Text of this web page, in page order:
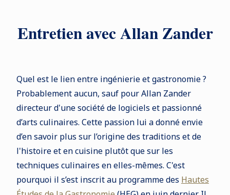
Entretien avec Allan Zander
Quel est le lien entre ingénierie et gastronomie ?
Probablement aucun, sauf pour Allan Zander
directeur d'une société de logiciels et passionné
d’arts culinaires. Cette passion lui a donné envie
d’en savoir plus sur l’origine des traditions et de
l'histoire et en cuisine plutôt que sur les
techniques culinaires en elles-mêmes. C'est
pourquoi il s’est inscrit au programme des Hautes